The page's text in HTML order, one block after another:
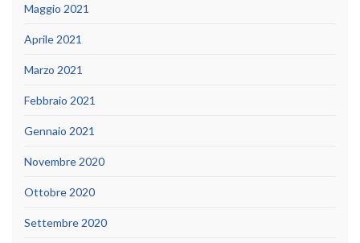
Maggio 2021
Aprile 2021
Marzo 2021
Febbraio 2021
Gennaio 2021
Novembre 2020
Ottobre 2020
Settembre 2020